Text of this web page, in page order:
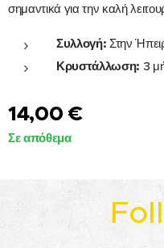
σημαντικά για την καλή
Συλλογή: Στην
Κρυστάλλωση: 3
14,00 €
Σε απόθεμα